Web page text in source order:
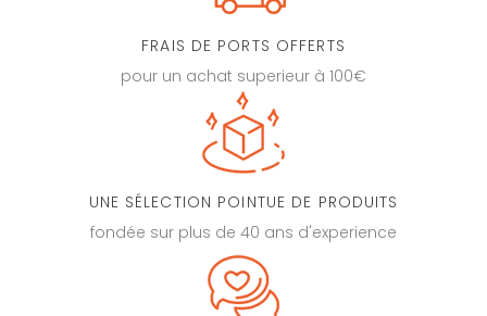
FRAIS DE PORTS OFFERTS
pour un achat superieur à 100€
UNE SÉLECTION POINTUE DE PRODUITS
fondée sur plus de 40 ans d'experience